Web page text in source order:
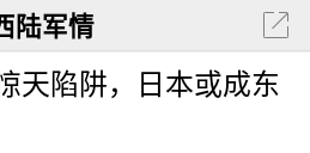
陆军情
天陷阱，日本或成东